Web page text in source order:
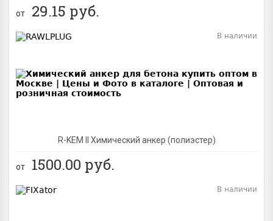
от 29.15 руб.
R-KEM II Химический анкер (полиэстер)
В наличии
от 1500.00 руб.
В наличии